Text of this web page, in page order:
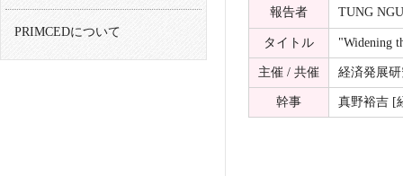
PRIMCEDについて
報告者 TUNG
タイトル "Widening
主催 / 共催 経済発展
幹事 真野裕吉 [